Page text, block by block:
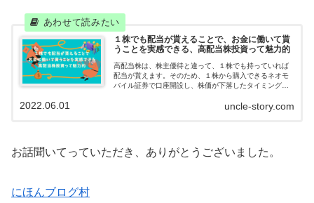
１株でも配当が貰えることで、お金に働いて貰
うことを実感できる、高配当株投資って魅力的
高配当株は、株主優待と違って、１株でも持っていれば
配当が貰えます。そのため、１株から購入できるネオモ
バイル証券で口座開設し、株価が下落したタイミング
歩から。夢の配当生活へ地道に歩んでいきます。
uncle-story.com
2022.06.01
お話聞いてっていただき、ありがとうございました。
にほんブログ村